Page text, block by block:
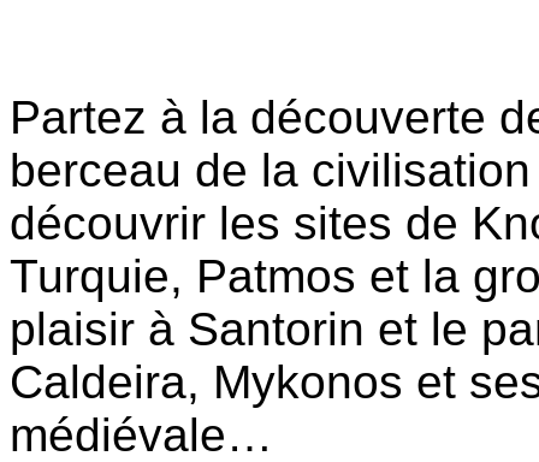
Partez à la découverte
berceau de la
découvrir les sites de
Turquie, Patmos et la
plaisir à Santorin et le
Caldeira, Mykonos et
médiévale…